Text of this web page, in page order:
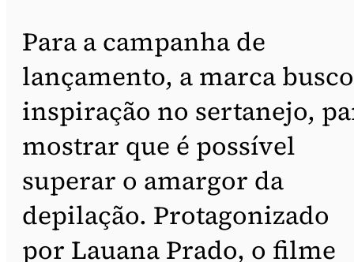
Para a campanha de
lançamento, a marca
inspiração no sertanejo,
mostrar que é possível
superar o amargor da
depilação. Protagonizado
por Lauana Prado, o filme